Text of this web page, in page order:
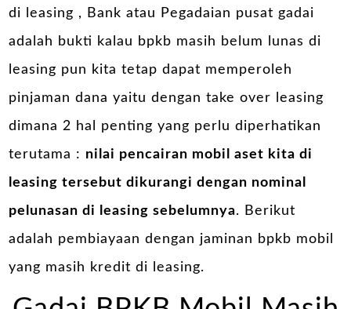
di leasing , Bank atau Pegadaian pusat gadai
adalah bukti kalau bpkb masih belum lunas di
leasing pun kita tetap dapat memperoleh
pinjaman dana yaitu dengan take over leasing
dimana 2 hal penting yang perlu diperhatikan
terutama : nilai pencairan mobil aset kita di
leasing tersebut dikurangi dengan nominal
pelunasan di leasing sebelumnya. Berikut
adalah pembiayaan dengan jaminan bpkb mobil
yang masih kredit di leasing.